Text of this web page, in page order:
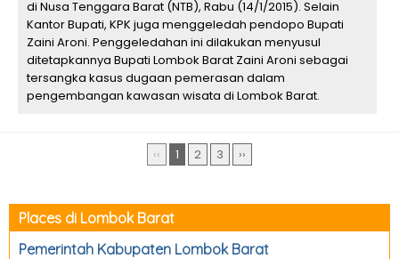
di Nusa Tenggara Barat (NTB), Rabu (14/1/2015). Selain
Kantor Bupati, KPK juga menggeledah pendopo Bupati
Zaini Aroni. Penggeledahan ini dilakukan menyusul
ditetapkannya Bupati Lombok Barat Zaini Aroni sebagai
tersangka kasus dugaan pemerasan dalam
pengembangan kawasan wisata di Lombok Barat.
‹‹ 1 2 3 ››
Places di Lombok Barat
Pemerintah Kabupaten Lombok Barat